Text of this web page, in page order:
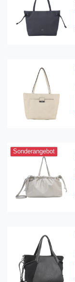
Sonderangebot